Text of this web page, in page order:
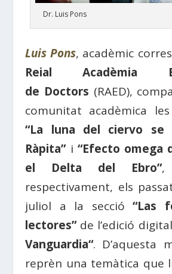
Dr. Luis Pons
Luis Pons, acadèmic
Reial Acadèmia
de Doctors (RAED),
comunitat acadèmica les
“La luna del ciervo se
Ràpita” i “Efecto omega
el Delta del Ebro”,
respectivament, els
juliol a la secció“Las
lectores”de l’edició
Vanguardia“. D’aquesta
reprèn una temàtica que